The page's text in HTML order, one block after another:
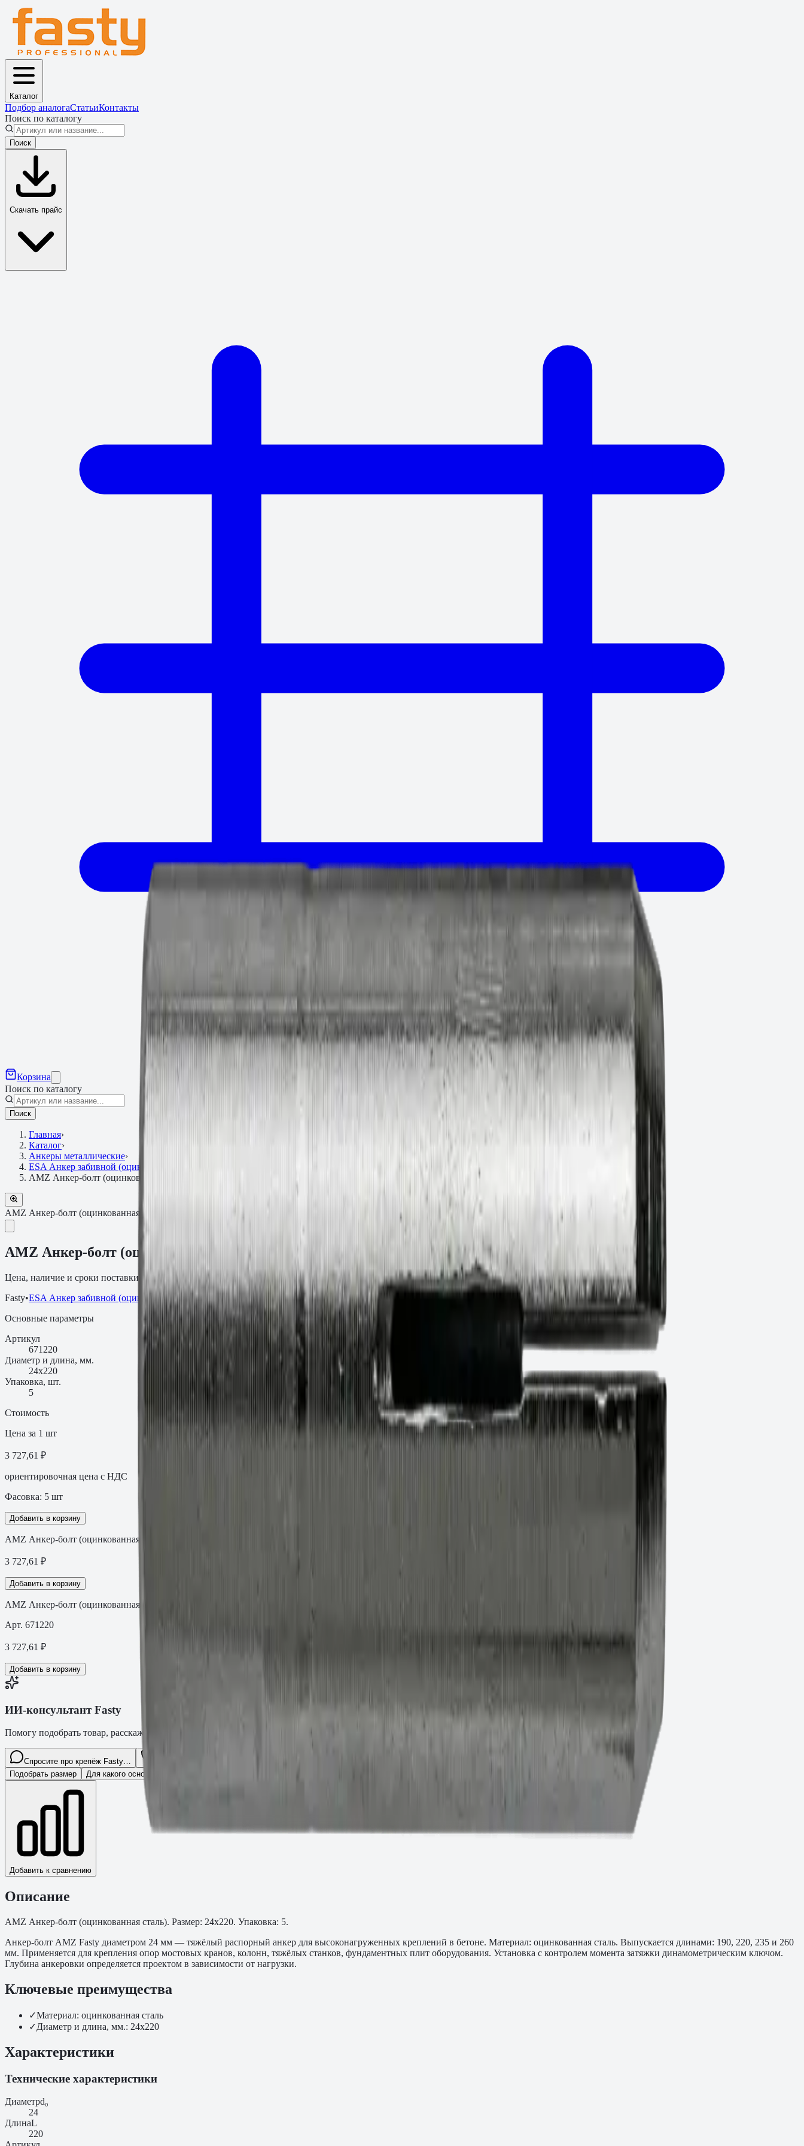
Каталог
Подбор аналогаСтатьиКонтакты
Поиск по каталогу
Поиск
Скачать прайс
Корзина
Поиск по каталогу
Поиск
Главная›
Каталог›
Анкеры металлические›
ESA Анкер забивной (оцинкованная сталь)
АМZ Анкер-болт (оцинкованная сталь) 24х220
АМZ Анкер-болт (оцинкованная сталь)
АМZ Анкер-болт (оцинкованная сталь) 24х220
Цена, наличие и сроки поставки зависят от артикула, объёма и текущей партии.
Fasty•ESA Анкер забивной (оцинкованная сталь)
Основные параметры
Артикул
671220
Диаметр и длина, мм.
24х220
Упаковка, шт.
5
Стоимость
Цена за 1 шт
3 727,61 ₽
ориентировочная цена с НДС
Фасовка: 5 шт
Добавить в корзину
АМZ Анкер-болт (оцинкованная сталь) 24х220
3 727,61 ₽
Добавить в корзину
АМZ Анкер-болт (оцинкованная сталь) 24х220
Арт. 671220
3 727,61 ₽
Добавить в корзину
ИИ-консультант Fasty
Помогу подобрать товар, расскажу характеристики и оформлю заявку.
Спросите про крепёж Fasty…
Подобрать размер
Для какого основания?
Добавить к сравнению
Описание
АМZ Анкер-болт (оцинкованная сталь). Размер: 24х220. Упаковка: 5.
Анкер-болт АМZ Fasty диаметром 24 мм — тяжёлый распорный анкер для высоконагруженных креплений в бетоне. Материал: оцинкованная сталь. Выпускается длинами: 190, 220, 235 и 260
мм. Применяется для крепления опор мостовых кранов, колонн, тяжёлых станков, фундаментных плит оборудования. Установка с контролем момента затяжки динамометрическим ключом.
Глубина анкеровки определяется проектом в зависимости от нагрузки.
Ключевые преимущества
✓Материал: оцинкованная сталь
✓Диаметр и длина, мм.: 24х220
Характеристики
Технические характеристики
Диаметрd₀
24
ДлинаL
220